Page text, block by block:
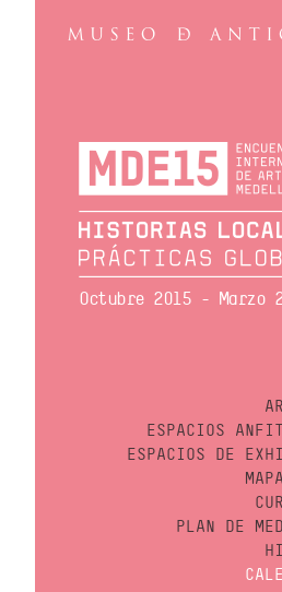
Octubre 2015 - Marzo
ESPACIOS
ESPACIOS DE
PLAN DE